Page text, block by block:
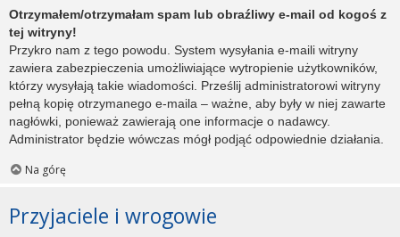
Otrzymałem/otrzymałam spam lub obraźliwy e-mail od kogoś z
tej witryny!
Przykro nam z tego powodu. System wysyłania e-maili witryny
zawiera zabezpieczenia umożliwiające wytropienie użytkowników,
którzy wysyłają takie wiadomości. Prześlij administratorowi witryny
pełną kopię otrzymanego e-maila – ważne, aby były w niej zawarte
nagłówki, ponieważ zawierają one informacje o nadawcy.
Administrator będzie wówczas mógł podjąć odpowiednie działania.
Na górę
Przyjaciele i wrogowie